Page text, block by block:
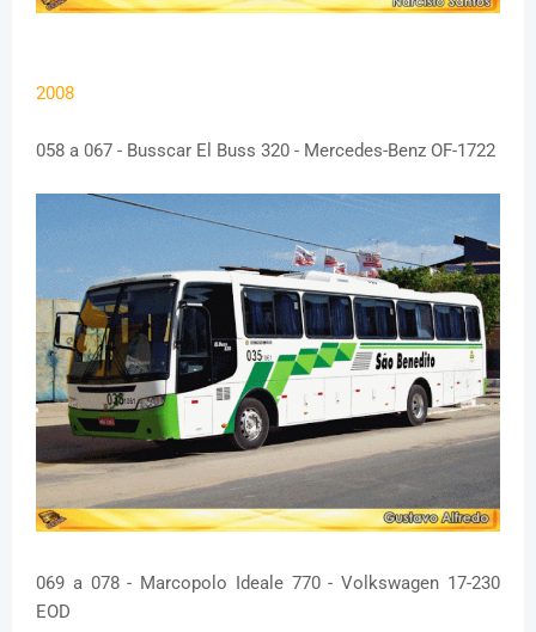
2008
058 a 067 - Busscar El Buss 320 - Mercedes-Benz OF-1722
069 a 078 - Marcopolo Ideale 770 - Volkswagen 17-230
EOD